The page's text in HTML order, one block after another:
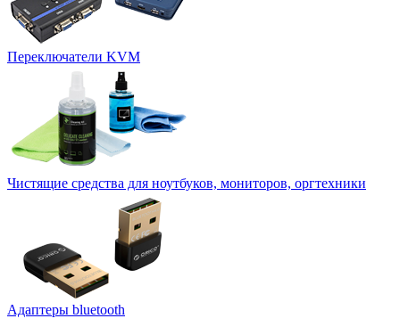
Переключатели KVM
Чистящие средства для ноутбуков, мониторов, оргтехники
Адаптеры bluetooth